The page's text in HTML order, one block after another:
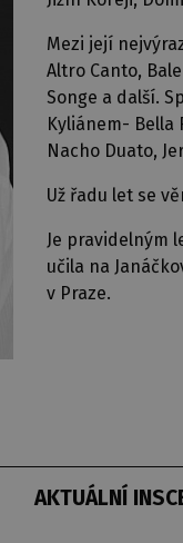
Mezi její
Altro Canto,
Songe a další.
Kyliánem- Bella
Nacho Duato,
Už řadu let se
Je pravidelným
učila na
v Praze.
AKTUÁLNÍ